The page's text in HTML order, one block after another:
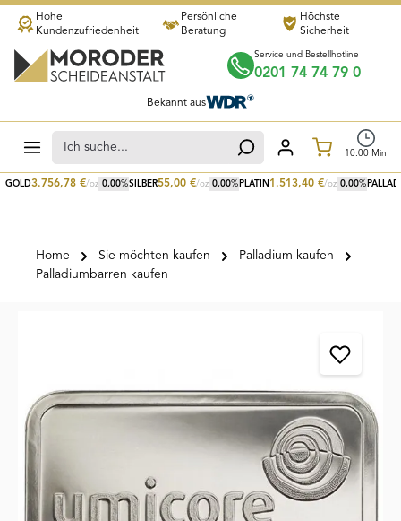
Zum Hauptinhalt springen
GOLD3.756,78 €/oz 0,00%SILBER55,00 €/oz 0,00% PLATIN 1.513,40 €/oz 0,00%
Hohe
Kundenzufriedenheit
Persönliche
Beratung
Höchste
Sicherheit
Service und Bestellhotline
0201 74 74 79 0
Bekannt aus
10:00 Min
Home Sie möchten kaufen
Palladium kaufen
Palladiumbarren kaufen